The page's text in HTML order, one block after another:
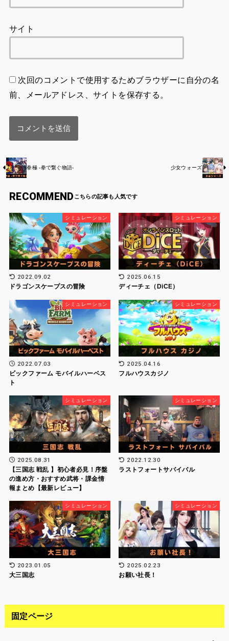
前、メールアドレス、サイトを保存する。
RECOMMEND
2022.09.02
ドラゴンスケープスの冒険
2025.06.15
ディーチェ（DiCE）
シミュレーション
2022.07.03
ビックファーム モバイルハーベス
ト
シミュレーション
2025.04.16
フルハウスカジノ
シミュレーション
2025.08.31
【三国志 戦乱 】初心者必見！序盤
の進め方・おすすめ武将・課金情
報まとめ【最新レビュー】
シミュレーション
2022.12.30
ラストフォートサバイバル
シミュレーション
2023.01.05
大三国志
シミュレーション
2025.02.23
お願い社長！
固定ページ
お問い合わせ
プライバシーポリシー